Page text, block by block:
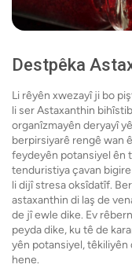
Destpêka
Li rêyên xwezayî ji bo
li ser Astaxanthin
organîzmayên deryayî
berpirsiyarê rengê wan
feydeyên potansiyel ên
tenduristiya çavan
li dijî stresa oksîdatîf.
astaxanthin di laş de
de jî ewle dike. Ev
peyda dike, ku tê de
yên potansiyel, têkiliyên
hene.